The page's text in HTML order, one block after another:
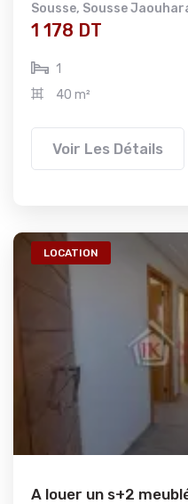
Sousse, Sousse
1 178 DT
1
40 m²
Voir Les Détails
LOCATION
A louer un s+2